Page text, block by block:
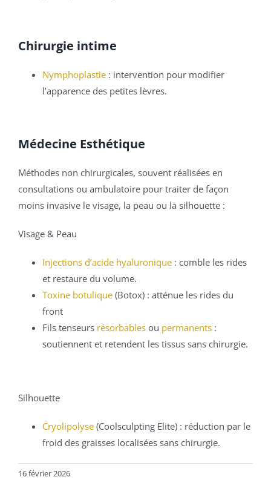
Chirurgie intime
Nymphoplastie : intervention pour modifier
l’apparence des petites lèvres.
Médecine Esthétique
Méthodes non chirurgicales, souvent réalisées en
consultations ou ambulatoire pour traiter de façon
moins invasive le visage, la peau ou la silhouette :
Visage & Peau
Injections d’acide hyaluronique : comble les rides
et restaure du volume.
Toxine botulique (Botox) : atténue les rides du
front
Fils tenseurs résorbables ou permanents :
soutiennent et retendent les tissus sans chirurgie.
Silhouette
Cryolipolyse (Coolsculpting Elite) : réduction par le
froid des graisses localisées sans chirurgie.
16 février 2026